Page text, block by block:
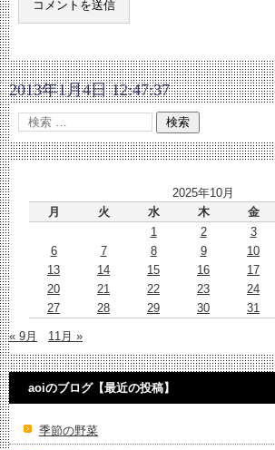
2013年1月4日 12:47:37
2025年10月
月
火 水 木 金
1
2 3
6
7 8 9 10
13
14 15 16 17
20
21 22 23 24
27
28 29 30 31
« 9月 11月 »
aoiのブログ【最近の投稿】
季節の野菜